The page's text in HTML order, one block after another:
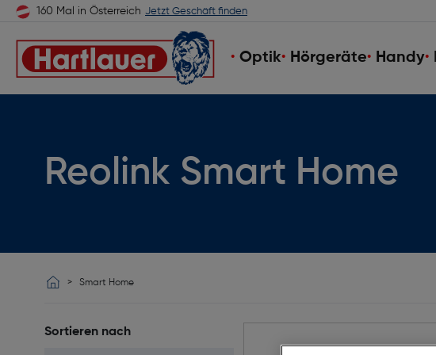
160 Mal in Österreich Jetzt Geschäft finden
Optik Hörgeräte Handy
Reolink Smart Home
Smart Home
Sortieren nach